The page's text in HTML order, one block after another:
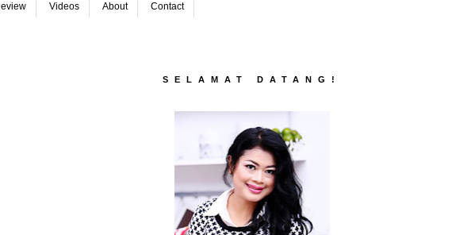
Videos About Contact
SELAMAT DATANG!